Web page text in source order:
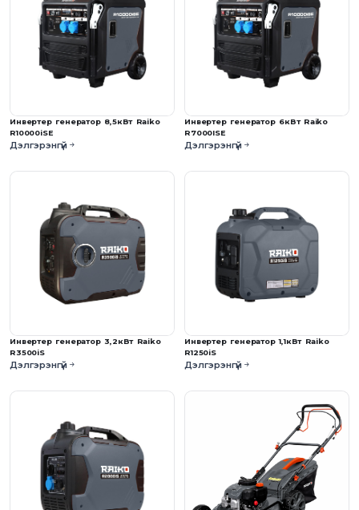
Инвертер генератор 8,5кВт Raiko
R10000iSE
Дэлгэрэнгүй
Инвертер генератор 6кВт Raiko
R7000ISE
Дэлгэрэнгүй
Инвертер генератор 3,2кВт Raiko
R3500iS
Дэлгэрэнгүй
Инвертер генератор 1,1кВт Raiko
R1250iS
Дэлгэрэнгүй